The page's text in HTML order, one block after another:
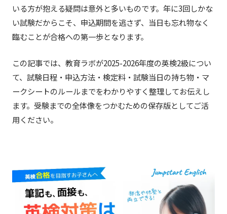
いる方が抱える疑問は意外と多いものです。年に3回しかな
い試験だからこそ、申込期間を逃さず、当日も忘れ物なく
臨むことが合格への第一歩となります。
この記事では、教育ラボが2025-2026年度の英検2級につい
て、試験日程・申込方法・検定料・試験当日の持ち物・マ
ークシートのルールまでをわかりやすく整理してお伝えし
ます。受験までの全体像をつかむための保存版としてご活
用ください。